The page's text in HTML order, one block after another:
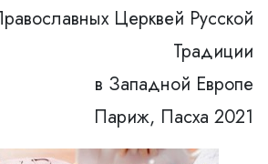
Церквей Русской
Традиции
в Западной Европе
Париж, Пасха 2021